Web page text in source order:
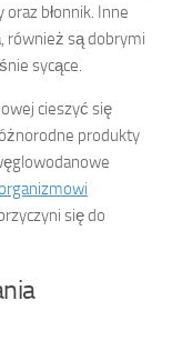
błonnik. Inne
również są dobrymi
sycące.
cieszyć się
produkty
się do